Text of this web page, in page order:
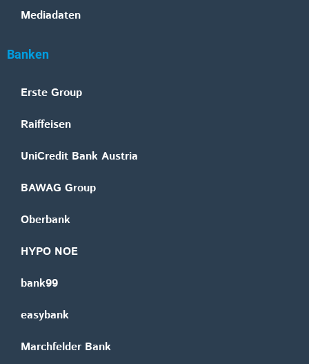
Mediadaten
Banken
Erste Group
Raiffeisen
UniCredit Bank Austria
BAWAG Group
Oberbank
HYPO NOE
bank99
easybank
Marchfelder Bank